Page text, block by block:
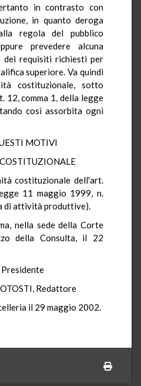
in contrasto con
in quanto deroga
regola del pubblico
prevedere alcuna
dei requisiti richiesti per
superiore. Va quindi
costituzionale, sotto
12, comma 1, della legge
così assorbita ogni
MOTIVI
costituzionale dell'art.
11 maggio 1999, n.
di attività produttive).
nella sede della Corte
della Consulta, il 22
Presidente
Redattore
il 29 maggio 2002.